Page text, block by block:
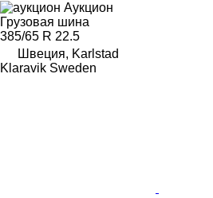
Аукцион
Грузовая шина
385/65 R 22.5
Швеция, Karlstad
Klaravik Sweden